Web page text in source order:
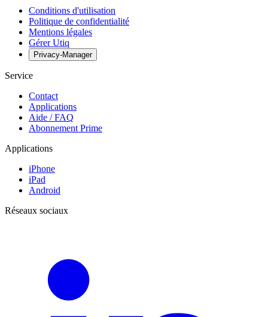
Conditions d'utilisation
Politique de confidentialité
Mentions légales
Gérer Utiq
Privacy-Manager
Service
Contact
Applications
Aide / FAQ
Abonnement Prime
Applications
iPhone
iPad
Android
Réseaux sociaux